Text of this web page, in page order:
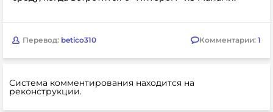
Перевод: betico310 Комментарии: 1
Система комментирования находится на
реконструкции.